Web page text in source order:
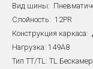
Вид шины:
Слойность: 12PR
Конструкция каркаса:
Нагрузка: 149A8
Тип TT/TL: TL